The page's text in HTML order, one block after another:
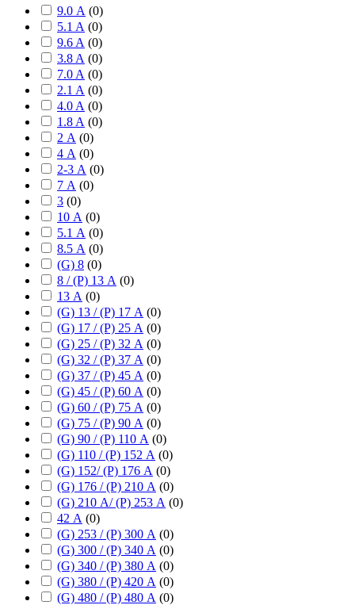
9.0 А (0)
5.1 A (0)
9.6 A (0)
3.8 A (0)
7.0 A (0)
2.1 A (0)
4.0 A (0)
1.8 A (0)
2 А (0)
4 А (0)
2-3 А (0)
7 А (0)
3 (0)
10 А (0)
5.1 А (0)
8.5 А (0)
(G) 8 (0)
8 / (P) 13 А (0)
13 А (0)
(G) 13 / (P) 17 А (0)
(G) 17 / (P) 25 А (0)
(G) 25 / (P) 32 А (0)
(G) 32 / (P) 37 А (0)
(G) 37 / (P) 45 А (0)
(G) 45 / (P) 60 А (0)
(G) 60 / (P) 75 А (0)
(G) 75 / (P) 90 А (0)
(G) 90 / (P) 110 А (0)
(G) 110 / (P) 152 А (0)
(G) 152/ (P) 176 А (0)
(G) 176 / (P) 210 А (0)
(G) 210 А/ (P) 253 А (0)
42 А (0)
(G) 253 / (P) 300 А (0)
(G) 300 / (P) 340 А (0)
(G) 340 / (P) 380 А (0)
(G) 380 / (P) 420 А (0)
(G) 480 / (P) 480 А (0)